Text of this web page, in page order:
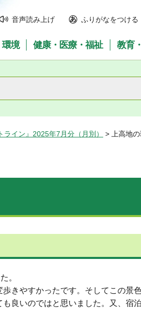
音声読み上げ ふりがなをつける
環境 健康・医療・福祉 教育
ライン』2025年7月分（月別） > 上高地
。
きやすかったです。そしてこの景
良いのではと思いました。又、宿